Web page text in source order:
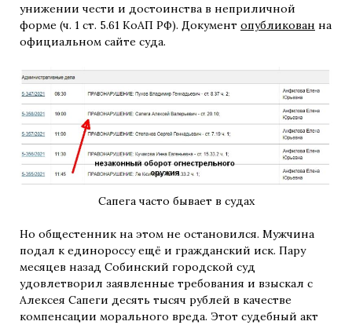
унижении чести и достоинства в неприличной
форме (ч. 1 ст. 5.61 КоАП РФ). Документ опубликован на
официальном сайте суда.
Сапега часто бывает в судах
Но общестенник на этом не остановился. Мужчина
подал к единороссу ещё и гражданский иск. Пару
месяцев назад Собинский городской суд
удовлетворил заявленные требования и взыскал с
Алексея Сапеги десять тысяч рублей в качестве
компенсации морального вреда. Этот судебный акт